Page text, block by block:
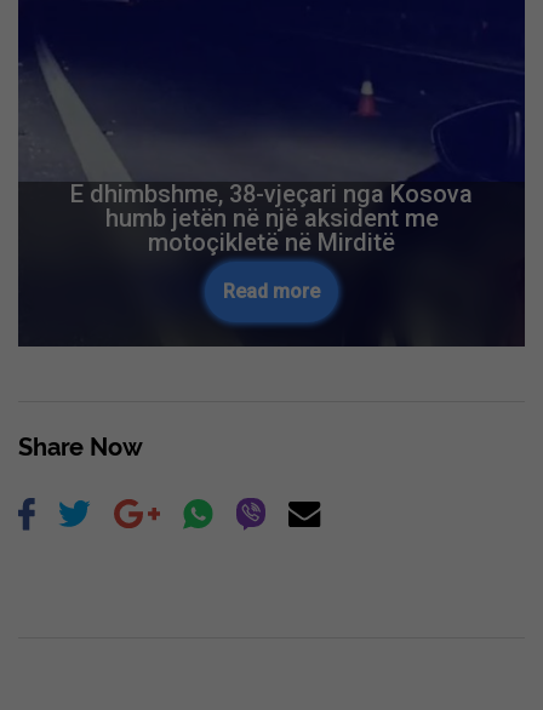
E dhimbshme, 38-vjeçari nga Kosova
humb jetën në një aksident me
motoçikletë në Mirditë
Read more
Share Now